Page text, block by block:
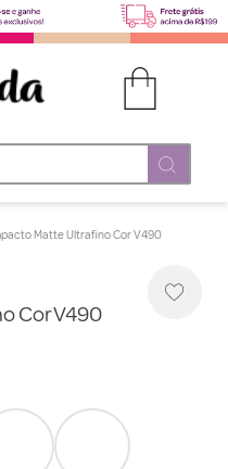
Matte Ultrafino Cor V490
Cor V490